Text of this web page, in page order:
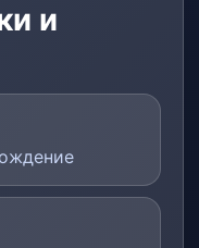
и